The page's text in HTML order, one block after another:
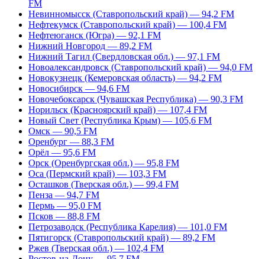
FM
Невинномысск (Ставропольский край) — 94,2 FM
Нефтекумск (Ставропольский край) — 100,4 FM
Нефтеюганск (Югра) — 92,1 FM
Нижний Новгород — 89,2 FM
Нижний Тагил (Свердловская обл.) — 97,1 FM
Новоалександровск (Ставропольский край) — 94,0 FM
Новокузнецк (Кемеровская область) — 94,2 FM
Новосибирск — 94,6 FM
Новочебоксарск (Чувашская Республика) — 90,3 FM
Норильск (Красноярский край) — 107,4 FM
Новый Свет (Республика Крым) — 105,6 FM
Омск — 90,5 FM
Оренбург — 88,3 FM
Орёл — 95,6 FM
Орск (Оренбургская обл.) — 95,8 FM
Оса (Пермский край) — 103,3 FM
Осташков (Тверская обл.) — 99,4 FM
Пенза — 94,7 FM
Пермь — 95,0 FM
Псков — 88,8 FM
Петрозаводск (Республика Карелия) — 101,0 FM
Пятигорск (Ставропольский край) — 89,2 FM
Ржев (Тверская обл.) — 102,4 FM